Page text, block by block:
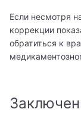
Если несмотря
коррекции
обратиться к
Ушкалова
Шестаков
Вертебролог
Врач ЛФК
Врач подолог